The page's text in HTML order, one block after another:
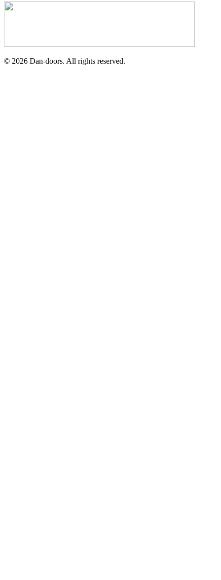
© 2026 Dan-doors. All rights reserved.